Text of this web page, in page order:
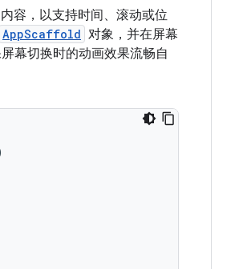
容，以支持时间、滚动或位
AppScaffold 对象，并在屏幕
幕切换时的动画效果流畅自